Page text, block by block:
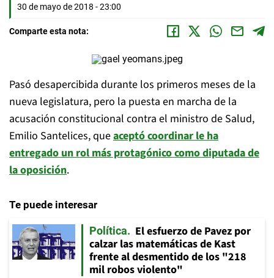
30 de mayo de 2018 - 23:00
Comparte esta nota:
Pasó desapercibida durante los primeros meses de la
nueva legislatura, pero la puesta en marcha de la
acusación constitucional contra el ministro de Salud,
Emilio Santelices, queaceptó coordinar le ha
entregado un rol más protagónico como diputada de
la oposición.
Te puede interesar
Política
El esfuerzo de Pavez por
calzar las matemáticas de Kast
frente al desmentido de los "218
mil robos violento"